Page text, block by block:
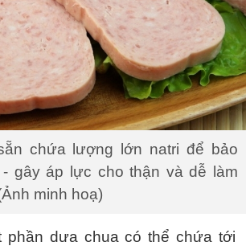
chứa lượng lớn natri để bảo
gây áp lực cho thận và dễ làm
minh hoạ)
phần dưa chua có thể chứa tới